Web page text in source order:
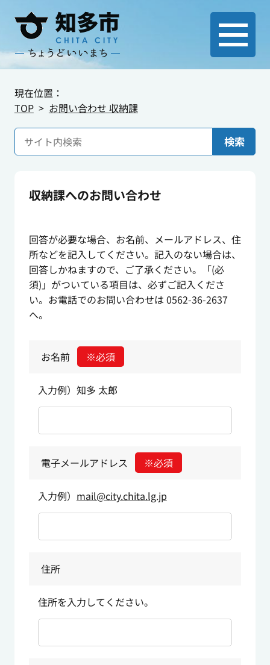
現在位置：
TOP
お問い合わせ 収納課
検索
収納課へのお問い合わせ
回答が必要な場合、お名前、メールアドレス、住
所などを記入してください。記入のない場合は、
回答しかねますので、ご了承ください。「(必
須)」がついている項目は、必ずご記入くださ
い。お電話でのお問い合わせは 0562-36-2637
へ。
お名前 ※必須
入力例）知多 太郎
電子メールアドレス ※必須
入力例） mail@city.chita.lg.jp
住所
住所を入力してください。